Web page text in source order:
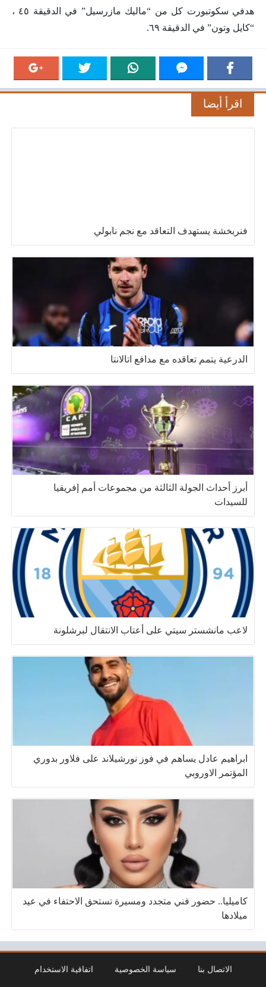
هدفي سكوتبورت كل من “ماليك مازرسيل” في الدقيقة ٤٥ ،
“كايل وتون” في الدقيقة ٦٩.
اقرأ أيضا
فنربخشة يستهدف التعاقد مع نجم نابولي
الدرعية يتمم تعاقده مع مدافع اتالانتا
أبرز أحداث الجولة الثالثة من مجموعات أمم إفريقيا
للسيدات
لاعب مانشستر سيتي على أعتاب الانتقال لبرشلونة
ابراهيم عادل يساهم في فوز نورشيلاند على فلاور بدوري
المؤتمر الاوروبي
كاميليا.. حضور فني متجدد ومسيرة تستحق الاحتفاء في عيد
ميلادها
الاتصال بنا سياسة الخصوصية اتفاقية الاستخدام